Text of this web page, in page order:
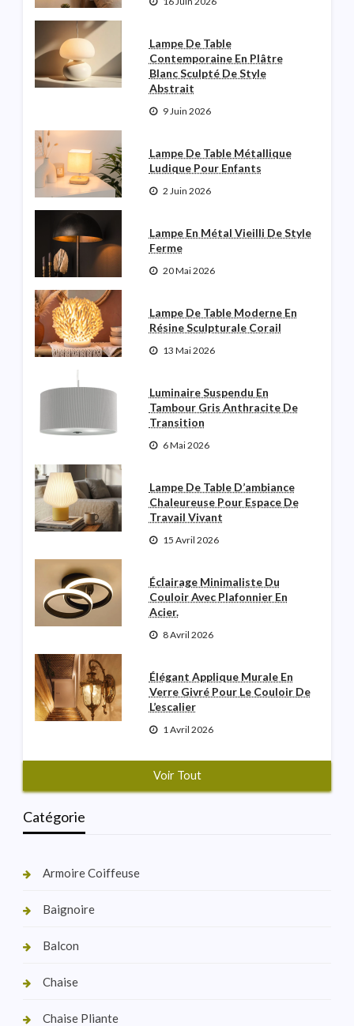
Lampe De Table
Contemporaine En Plâtre
Blanc Sculpté De Style
Abstrait
9 Juin 2026
Lampe De Table Métallique
Ludique Pour Enfants
2 Juin 2026
Lampe En Métal Vieilli De Style
Ferme
20 Mai 2026
Lampe De Table Moderne En
Résine Sculpturale Corail
13 Mai 2026
Luminaire Suspendu En
Tambour Gris Anthracite De
Transition
6 Mai 2026
Lampe De Table D’ambiance
Chaleureuse Pour Espace De
Travail Vivant
15 Avril 2026
Éclairage Minimaliste Du
Couloir Avec Plafonnier En
Acier.
8 Avril 2026
Élégant Applique Murale En
Verre Givré Pour Le Couloir De
L’escalier
1 Avril 2026
Voir Tout
Catégorie
Armoire Coiffeuse
Baignoire
Balcon
Chaise
Chaise Pliante